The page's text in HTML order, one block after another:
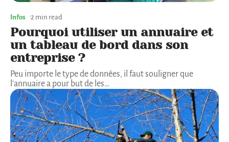
Infos 2 min read
Pourquoi utiliser un annuaire et
un tableau de bord dans son
entreprise ?
Peu importe le type de données, il faut souligner que
l'annuaire a pour but de les…